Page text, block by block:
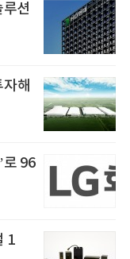
션
해
로 96
1